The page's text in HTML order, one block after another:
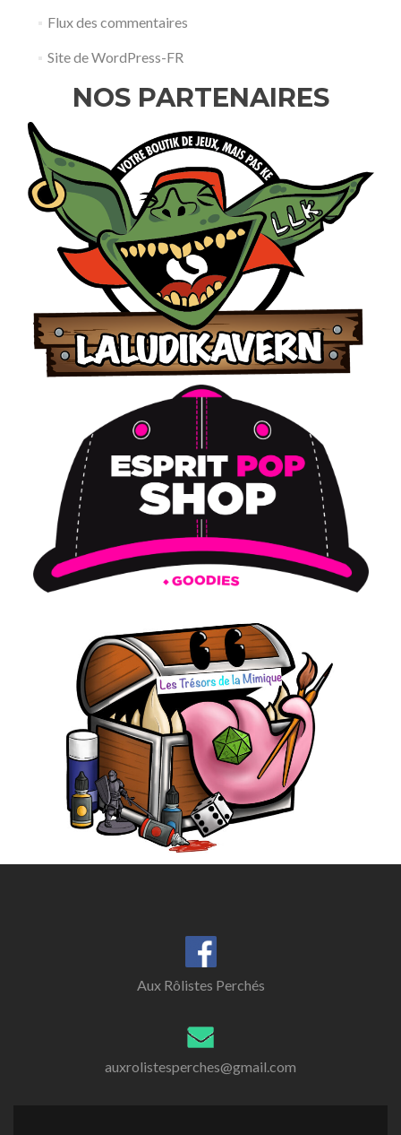
Flux des commentaires
Site de WordPress-FR
NOS PARTENAIRES
Aux Rôlistes Perchés
auxrolistesperches@gmail.com